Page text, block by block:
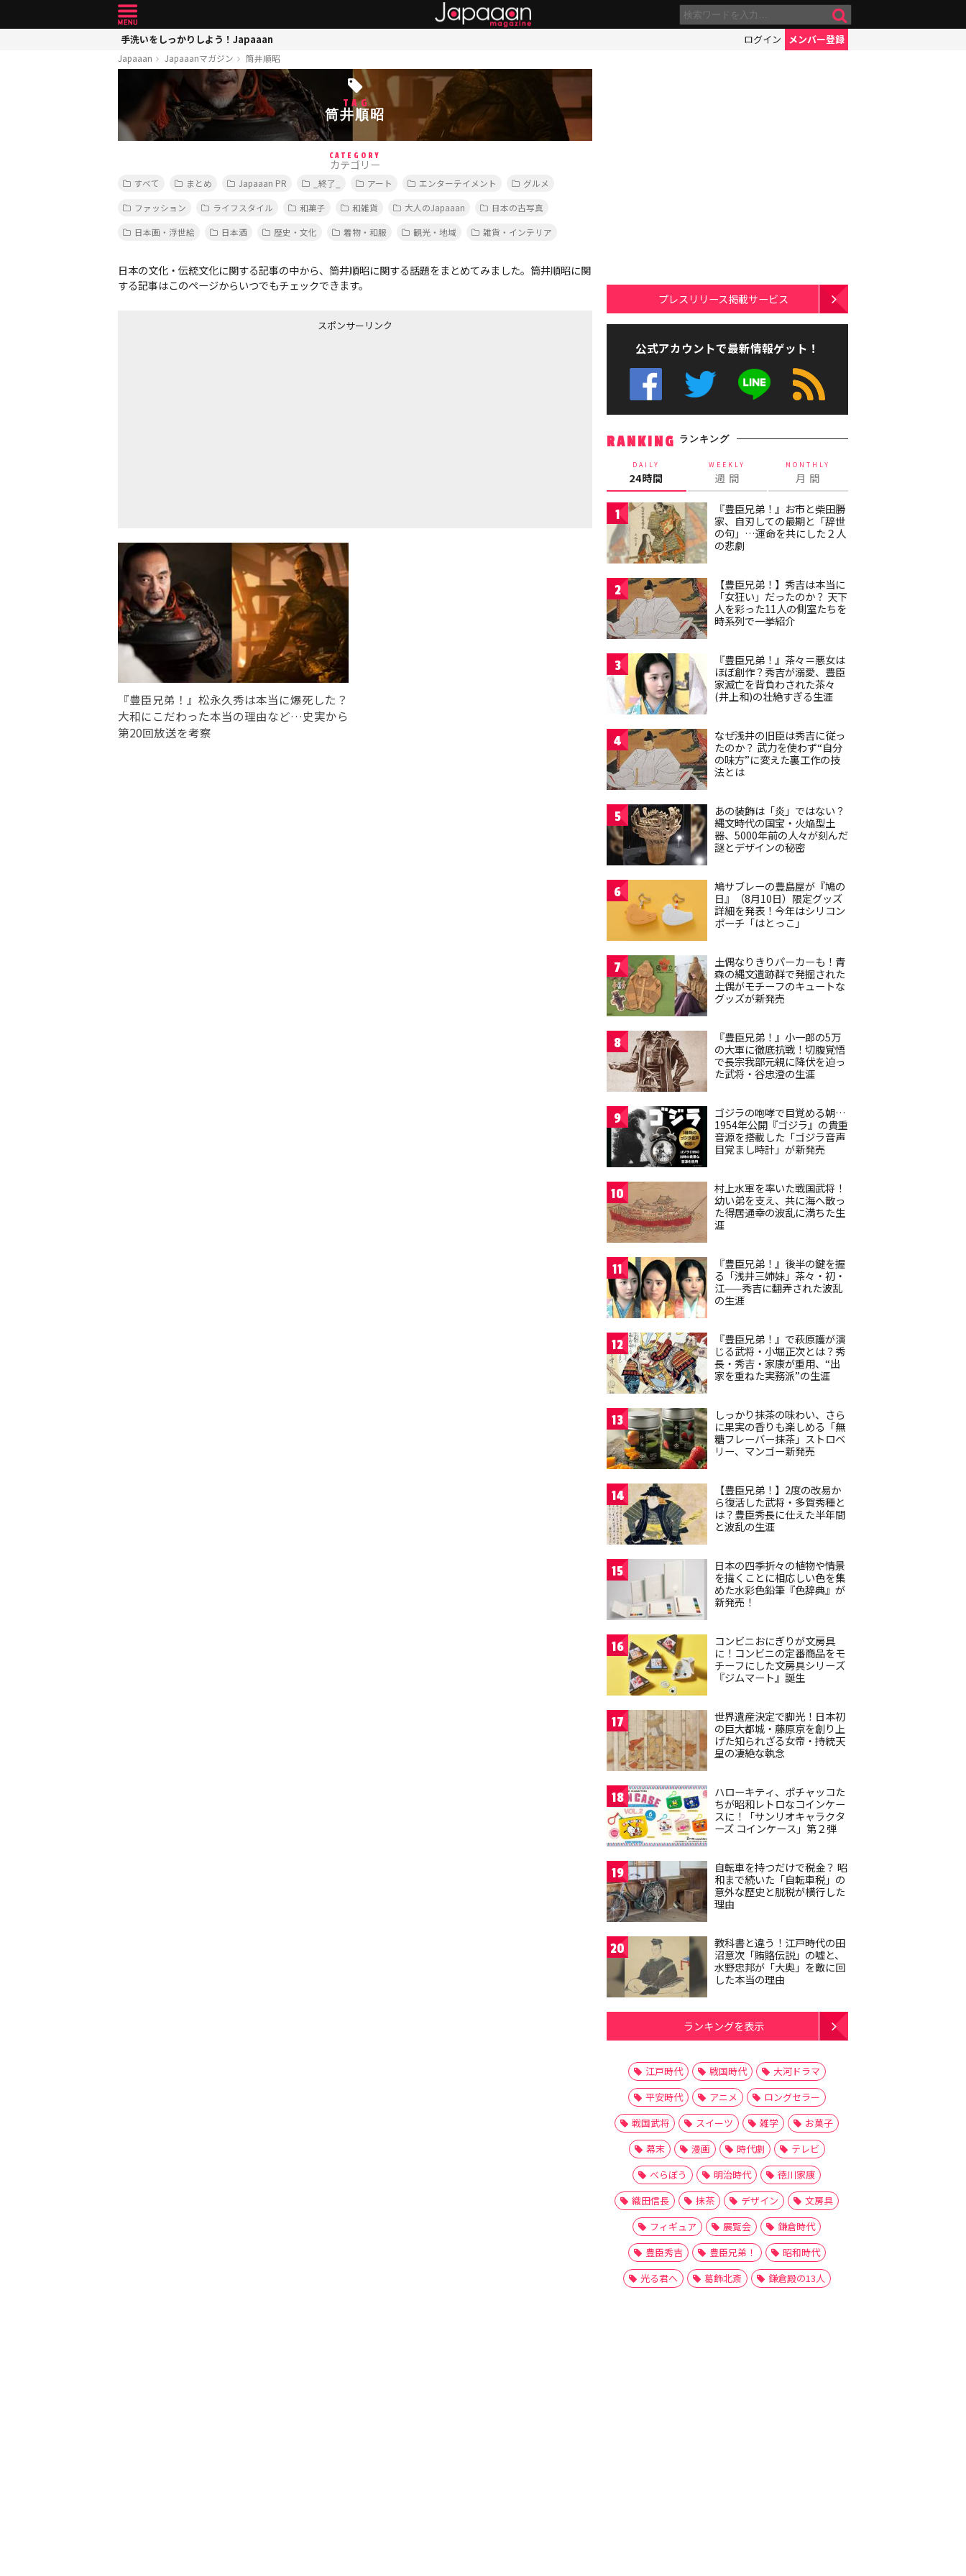
手洗いをしっかりしよう！Japaaan ログイン メンバー登録
Japaaan Japaaanマガジン 筒井順昭
TAG
筒井順昭
CATEGORY
カテゴリー
すべて まとめ Japaaan PR _終了_ アート エンターテイメント
グルメ
ファッション
ライフスタイル 和菓子 和雑貨 大人のJapaaan
日本の古写真
日本画・浮世絵
日本酒 歴史・文化 着物・和服 観光・地域 雑貨・インテリア
日本の文化・伝統文化に関する記事の中から、筒井順昭に関する話題をまとめてみました。筒井順昭に関
する記事はこのページからいつでもチェックできます。
スポンサーリンク
『豊臣兄弟！』松永久秀は本当に爆死した？
大和にこだわった本当の理由など…史実から
第20回放送を考察
プレスリリース掲載サービス
公式アカウントで最新情報ゲット！
RANKING ランキング
DAILY
24時間
WEEKLY
週 間
MONTHLY
月 間
1
『豊臣兄弟！』お市と柴田勝
家、自刃しての最期と「辞世
の句」…運命を共にした２人
の悲劇
2
【豊臣兄弟！】秀吉は本当に
「女狂い」だったのか？ 天下
人を彩った11人の側室たちを
時系列で一挙紹介
3
『豊臣兄弟！』茶々＝悪女は
ほぼ創作？秀吉が溺愛、豊臣
家滅亡を背負わされた茶々
(井上和)の壮絶すぎる生涯
4
なぜ浅井の旧臣は秀吉に従っ
たのか？ 武力を使わず“自分
の味方”に変えた裏工作の技
法とは
5
あの装飾は「炎」ではない？
縄文時代の国宝・火焔型土
器、5000年前の人々が刻んだ
謎とデザインの秘密
6
鳩サブレーの豊島屋が『鳩の
日』（8月10日）限定グッズ
詳細を発表！今年はシリコン
ポーチ「はとっこ」
7
土偶なりきりパーカーも！青
森の縄文遺跡群で発掘された
土偶がモチーフのキュートな
グッズが新発売
8
『豊臣兄弟！』小一郎の5万
の大軍に徹底抗戦！切腹覚悟
で長宗我部元親に降伏を迫っ
た武将・谷忠澄の生涯
9
ゴジラの咆哮で目覚める朝…
1954年公開『ゴジラ』の貴重
音源を搭載した「ゴジラ音声
目覚まし時計」が新発売
10
村上水軍を率いた戦国武将！
幼い弟を支え、共に海へ散っ
た得居通幸の波乱に満ちた生
涯
11
『豊臣兄弟！』後半の鍵を握
る「浅井三姉妹」茶々・初・
江——秀吉に翻弄された波乱
の生涯
12
『豊臣兄弟！』で萩原護が演
じる武将・小堀正次とは？秀
長・秀吉・家康が重用、“出
家を重ねた実務派”の生涯
13
しっかり抹茶の味わい、さら
に果実の香りも楽しめる「無
糖フレーバー抹茶」ストロベ
リー、マンゴー新発売
14
【豊臣兄弟！】2度の改易か
ら復活した武将・多賀秀種と
は？豊臣秀長に仕えた半年間
と波乱の生涯
15
日本の四季折々の植物や情景
を描くことに相応しい色を集
めた水彩色鉛筆『色辞典』が
新発売！
16
コンビニおにぎりが文房具
に！コンビニの定番商品をモ
チーフにした文房具シリーズ
『ジムマート』誕生
17
世界遺産決定で脚光！日本初
の巨大都城・藤原京を創り上
げた知られざる女帝・持統天
皇の凄絶な執念
18
ハローキティ、ポチャッコた
ちが昭和レトロなコインケー
スに！「サンリオキャラクタ
ーズ コインケース」第２弾
19
自転車を持つだけで税金？ 昭
和まで続いた「自転車税」の
意外な歴史と脱税が横行した
理由
20
教科書と違う！江戸時代の田
沼意次「賄賂伝説」の嘘と、
水野忠邦が「大奥」を敵に回
した本当の理由
ランキングを表示
江戸時代 戦国時代
大河ドラマ
平安時代
アニメ
ロングセラー
戦国武将
スイーツ 雑学
お菓子
幕末
漫画 時代劇
テレビ
べらぼう
明治時代
徳川家康
織田信長
抹茶 デザイン
文房具
フィギュア
展覧会
鎌倉時代
豊臣秀吉
豊臣兄弟！
昭和時代
光る君へ
葛飾北斎 鎌倉殿の13人